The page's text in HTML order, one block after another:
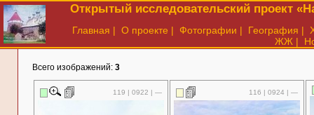
Открытый исследовательский проект
Главная | О проекте | Фотографии | География |
ЖЖ |
Всего изображений: 3
119 | 0922 | — 116 | 0924 | —